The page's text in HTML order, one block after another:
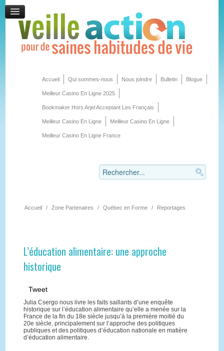
Accueil Qui sommes-nous Nous joindre Bulletin Blogue
Meilleur Casino En Ligne 2025
Bookmaker Hors Arjel Acceptant Les Français
Meilleur Casino En Ligne Meilleur Casino En Ligne
Meilleur Casino En Ligne France
Accueil / Zone Partenaires / Québec en Forme / Reportages
L’éducation alimentaire: une approche
historique
Tweet
Julia Csergo nous livre les faits saillants d’une enquête
historique sur l’éducation alimentaire qu’elle a menée sur la
France de la fin du 18e siècle jusqu’à la première moitié du
20e siècle, principalement sur l’approche des politiques
publiques et des politiques d’éducation nationale en matière
d’éducation alimentaire.